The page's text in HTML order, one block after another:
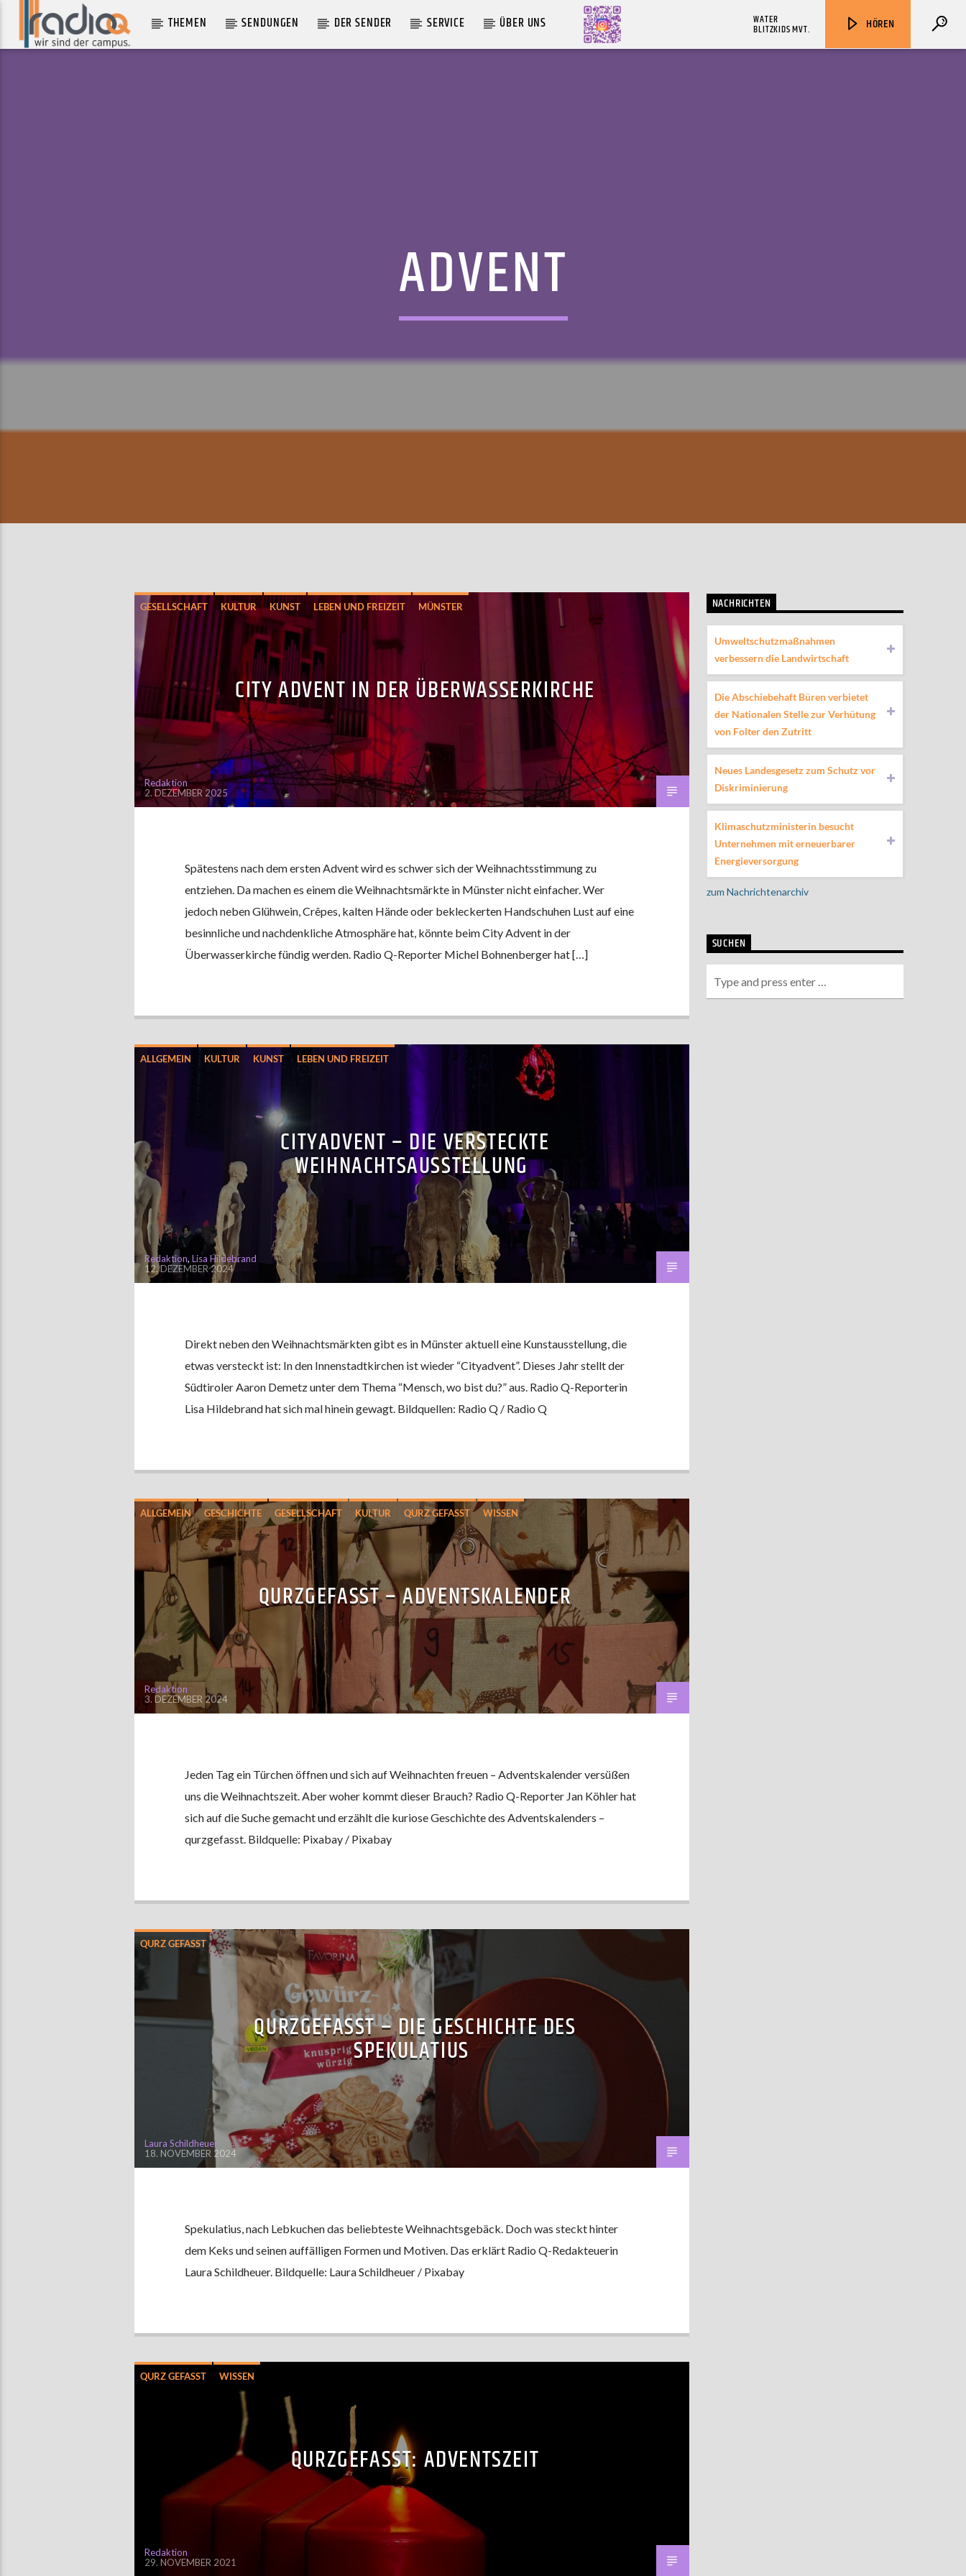
THEMEN SENDUNGEN DER SENDER SERVICE ÜBER UNS HÖREN
WATER
BLITZKIDS MVT.
ADVENT
GESELLSCHAFT KULTUR KUNST LEBEN UND FREIZEIT MÜNSTER
CITY ADVENT IN DER ÜBERWASSERKIRCHE
Redaktion
2. DEZEMBER 2025
Spätestens nach dem ersten Advent wird es schwer sich der Weihnachtsstimmung zu
entziehen. Da machen es einem die Weihnachtsmärkte in Münster nicht einfacher. Wer
jedoch neben Glühwein, Crêpes, kalten Hände oder bekleckerten Handschuhen Lust auf eine
besinnliche und nachdenkliche Atmosphäre hat, könnte beim City Advent in der
Überwasserkirche fündig werden. Radio Q-Reporter Michel Bohnenberger hat […]
ALLGEMEIN KULTUR KUNST LEBEN UND FREIZEIT
CITYADVENT – DIE VERSTECKTE
WEIHNACHTSAUSSTELLUNG
Redaktion, Lisa Hildebrand
12. DEZEMBER 2024
Direkt neben den Weihnachtsmärkten gibt es in Münster aktuell eine Kunstausstellung, die
etwas versteckt ist: In den Innenstadtkirchen ist wieder “Cityadvent”. Dieses Jahr stellt der
Südtiroler Aaron Demetz unter dem Thema “Mensch, wo bist du?” aus. Radio Q-Reporterin
Lisa Hildebrand hat sich mal hinein gewagt. Bildquellen: Radio Q / Radio Q
ALLGEMEIN GESCHICHTE GESELLSCHAFT KULTUR QURZ GEFASST WISSEN
QURZGEFASST – ADVENTSKALENDER
Redaktion
3. DEZEMBER 2024
Jeden Tag ein Türchen öffnen und sich auf Weihnachten freuen – Adventskalender versüßen
uns die Weihnachtszeit. Aber woher kommt dieser Brauch? Radio Q-Reporter Jan Köhler hat
sich auf die Suche gemacht und erzählt die kuriose Geschichte des Adventskalenders –
qurzgefasst. Bildquelle: Pixabay / Pixabay
QURZ GEFASST
QURZGEFASST – DIE GESCHICHTE DES
SPEKULATIUS
Laura Schildheuer
18. NOVEMBER 2024
Spekulatius, nach Lebkuchen das beliebteste Weihnachtsgebäck. Doch was steckt hinter
dem Keks und seinen auffälligen Formen und Motiven. Das erklärt Radio Q-Redakteuerin
Laura Schildheuer. Bildquelle: Laura Schildheuer / Pixabay
QURZ GEFASST WISSEN
QURZGEFASST: ADVENTSZEIT
Redaktion
29. NOVEMBER 2021
NACHRICHTEN
Umweltschutzmaßnahmen
verbessern die Landwirtschaft
Die Abschiebehaft Büren verbietet
der Nationalen Stelle zur Verhütung
von Folter den Zutritt
Neues Landesgesetz zum Schutz vor
Diskriminierung
Klimaschutzministerin besucht
Unternehmen mit erneuerbarer
Energieversorgung
zum Nachrichtenarchiv
SUCHEN